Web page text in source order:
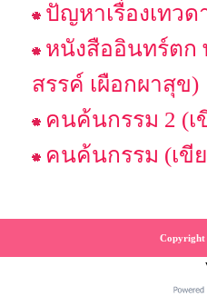
ปัญหาเรื่องเทว
หนังสืออินทร์ต
สรรค์ เผือกผาสุข)
คนค้นกรรม 2 (
คนค้นกรรม (เขี
Copyright